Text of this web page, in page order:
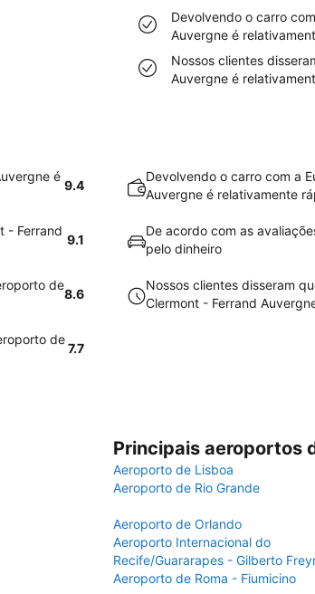
Devolvendo o carro
Auvergne é
Nossos clientes
Auvergne é
é
9.4
Devolvendo o carro com a
Auvergne é relativamente
- Ferrand
9.1
De acordo com as
pelo dinheiro
de
8.6
Nossos clientes disseram
Clermont - Ferrand
de
7.7
Principais aeroportos
Aeroporto de Lisboa
Aeroporto de Rio Grande
Aeroporto de Orlando
Aeroporto Internacional do
Recife/Guararapes - Gilberto
Aeroporto de Roma - Fiumicino